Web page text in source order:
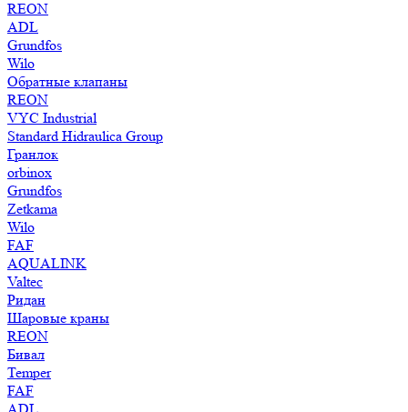
REON
ADL
Grundfos
Wilo
Обратные клапаны
REON
VYC Industrial
Standard Hidraulica Group
Гранлок
orbinox
Grundfos
Zetkama
Wilo
FAF
AQUALINK
Valtec
Ридан
Шаровые краны
REON
Бивал
Temper
FAF